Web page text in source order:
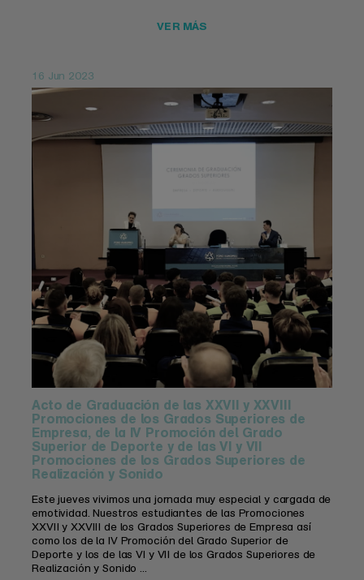
VER MÁS
16 Jun 2023
Acto de Graduación de las XXVII y XXVIII
Promociones de los Grados Superiores de
Empresa, de la IV Promoción del Grado
Superior de Deporte y de las VI y VII
Promociones de los Grados Superiores de
Realización y Sonido
Este jueves vivimos una jornada muy especial y cargada de
emotividad. Nuestros estudiantes de las Promociones
XXVII y XXVIII de los Grados Superiores de Empresa así
como los de la IV Promoción del Grado Superior de
Deporte y los de las VI y VII de los Grados Superiores de
Realización y Sonido ...